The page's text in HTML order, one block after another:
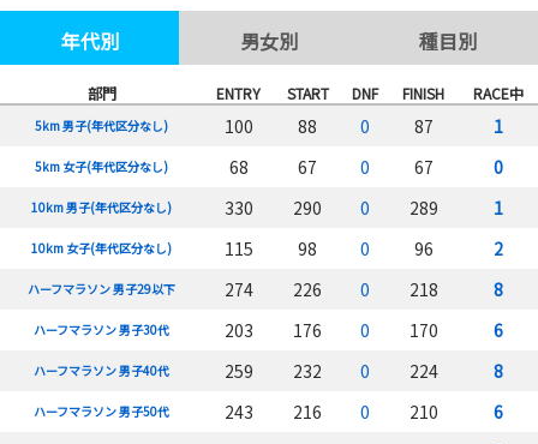
年代別 男女別 種目別
部門 ENTRY START DNF FINISH RACE中
5km 男子(年代区分なし) 100 88 0 87 1
5km 女子(年代区分なし) 68 67 0 67 0
10km 男子(年代区分なし) 330 290 0 289 1
10km 女子(年代区分なし) 115 98 0 96 2
ハーフマラソン 男子29以下 274 226 0 218 8
ハーフマラソン 男子30代 203 176 0 170 6
ハーフマラソン 男子40代 259 232 0 224 8
ハーフマラソン 男子50代 243 216 0 210 6